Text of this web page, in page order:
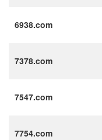
6938.com
7378.com
7547.com
7754.com